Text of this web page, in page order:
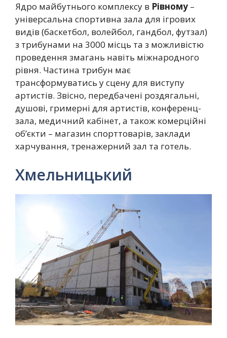
Ядро майбутнього комплексу в Рівному –
універсальна спортивна зала для ігрових
видів (баскетбол, волейбол, гандбол, футзал)
з трибунами на 3000 місць та з можливістю
проведення змагань навіть міжнародного
рівня. Частина трибун має
трансформуватись у сцену для виступу
артистів. Звісно, передбачені роздягальні,
душові, гримерні для артистів, конференц-
зала, медичний кабінет, а також комерційні
об’єкти – магазин спорттоварів, заклади
харчування, тренажерний зал та готель.
Хмельницький